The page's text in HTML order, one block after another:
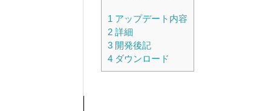
1 アップデート内容
2 詳細
3 開発後記
4 ダウンロード